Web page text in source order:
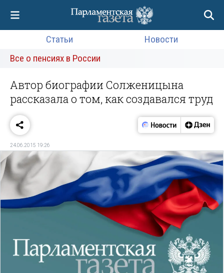
Статьи
Новости
Все о пенсиях в России
Автор биографии Солженицына
рассказала о том, как создавался труд
24.06.2015 19:26